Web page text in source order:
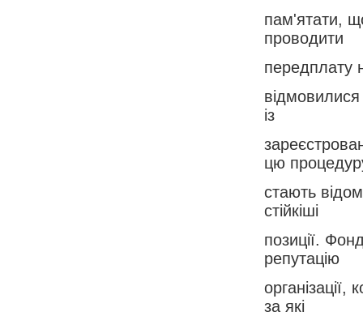
пам'ятати,
проводити
передплату
із
цю
стають
стійкіші
позиції.
репутацію
за які